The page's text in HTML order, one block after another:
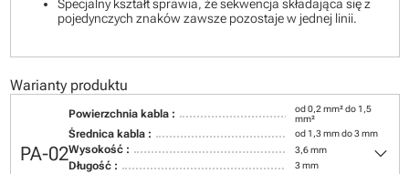
Specjalny kształt sprawia, że sekwencja składająca się z
pojedynczych znaków zawsze pozostaje w jednej linii.
Warianty produktu
PA-02
Powierzchnia kabla :
od 0,2 mm² do 1,5
mm²
Średnica kabla : od 1,3 mm do 3 mm
Wysokość : 3,6 mm
Długość : 3 mm keyboard_arrow_down